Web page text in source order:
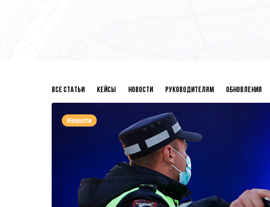
Все статьи Кейсы Новости Руководителям Обновления
Новости